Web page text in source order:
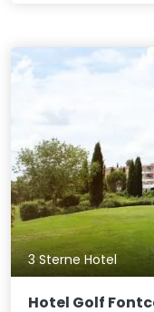
3 Sterne Hotel
Hotel Golf